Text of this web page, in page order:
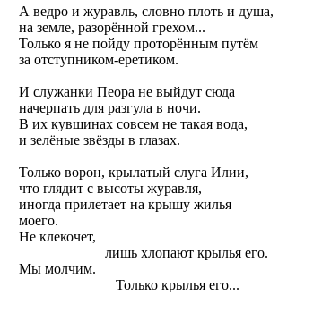
А ведро и журавль, словно плоть и душа,
на земле, разорённой грехом...
Только я не пойду проторённым путём
за отступником-еретиком.
И служанки Пеора не выйдут сюда
начерпать для разгула в ночи.
В их кувшинах совсем не такая вода,
и зелёные звёзды в глазах.
Только ворон, крылатый слуга Илии,
что глядит с высоты журавля,
иногда прилетает на крышу жилья
моего.
Не клекочет,
лишь хлопают крылья его.
Мы молчим.
Только крылья его...